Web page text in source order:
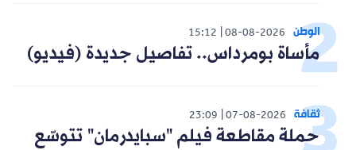
الوطن 08-08-2026
15:12
مأساة بومرداس.. تفاصيل جديدة (فيديو)
ثقافة 07-08-2026
23:09
حملة مقاطعة فيلم "سبايدرمان" تتوسّع